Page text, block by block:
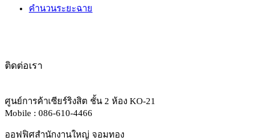
คำนวนระยะฉาย
ติดต่อเรา
ศูนย์การค้าเซียร์ริงสิต ชั้น 2 ห้อง KO-21
Mobile : 086-610-4466
ออฟฟิศสำนักงานใหญ่ จอมทอง